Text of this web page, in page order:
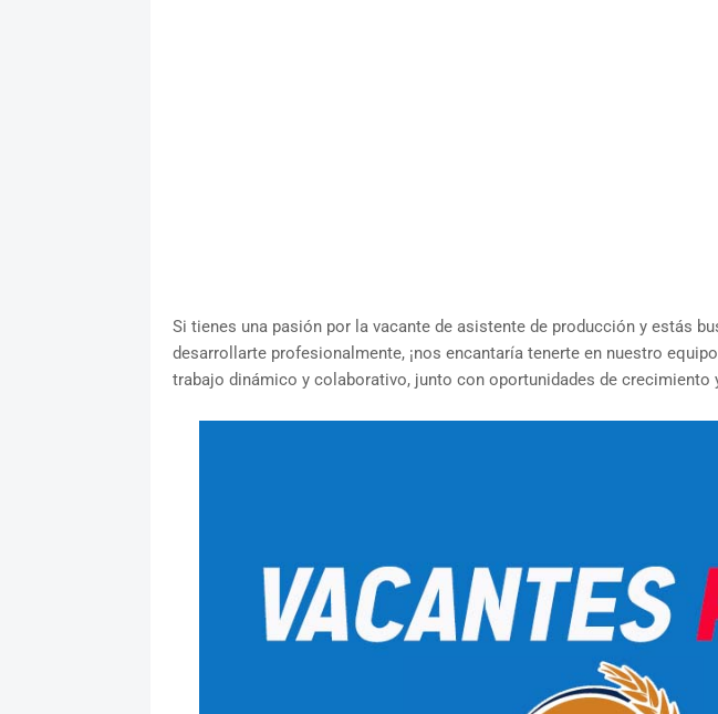
Si tienes una pasión por la vacante de asistente de producción y estás
desarrollarte profesionalmente, ¡nos encantaría tenerte en nuestro
trabajo dinámico y colaborativo, junto con oportunidades de crecimiento